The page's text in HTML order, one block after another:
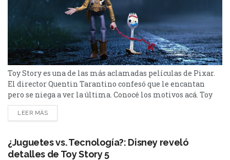
Toy Story es una de las más aclamadas películas de Pixar.
El director Quentin Tarantino confesó que le encantan
pero se niega a ver la última. Conocé los motivos acá. Toy
Story es una de las sagas más exitosas y queridas por los
cinéfilos. Se ubica entre las grandes trilogías de la historia
LEER MÁS
¿Juguetes vs. Tecnología?: Disney reveló
detalles de Toy Story 5